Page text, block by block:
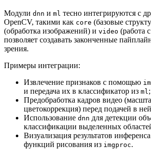
Модули dnn и ml тесно интегрируются с
OpenCV, такими как core (базовые
(обработка изображений) и video (работа
позволяет создавать законченные
зрения.
Примеры интеграции:
Извлечение признаков с помощью
и передача их в классификатор из ml ;
Предобработка кадров видео
цветокоррекция) перед подачей в
Использование dnn для детекции
классификации выделенных
Визуализация результатов
функций рисования из imgproc.